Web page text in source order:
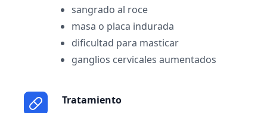
sangrado al roce
masa o placa indurada
dificultad para masticar
ganglios cervicales aumentados
Tratamiento